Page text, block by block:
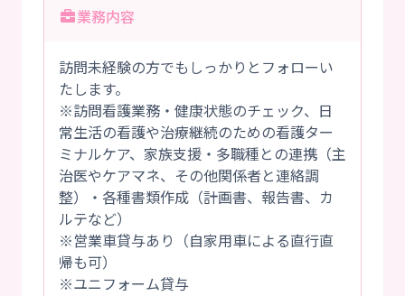
業務内容
訪問未経験の方でもしっかりとフォローい
たします。
※訪問看護業務・健康状態のチェック、日
常生活の看護や治療継続のための看護ター
ミナルケア、家族支援・多職種との連携（主
治医やケアマネ、その他関係者と連絡調
整）・各種書類作成（計画書、報告書、カ
ルテなど）
※営業車貸与あり（自家用車による直行直
帰も可）
※ユニフォーム貸与